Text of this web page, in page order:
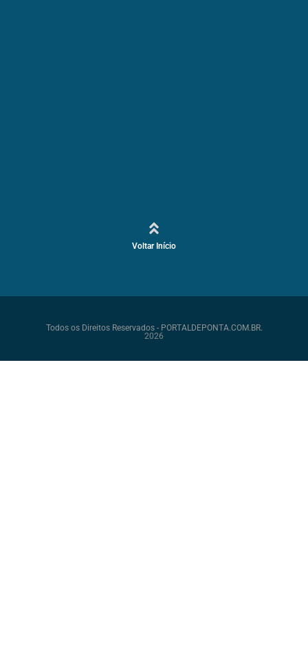
Voltar Início
Todos os Direitos Reservados - PORTALDEPONTA.COM.BR.
2026